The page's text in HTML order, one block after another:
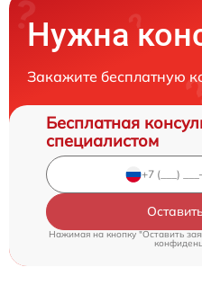
Нужна
Закажите бесплатную
Бесплатная
специалистом
Нажимая на кнопку "Оставить